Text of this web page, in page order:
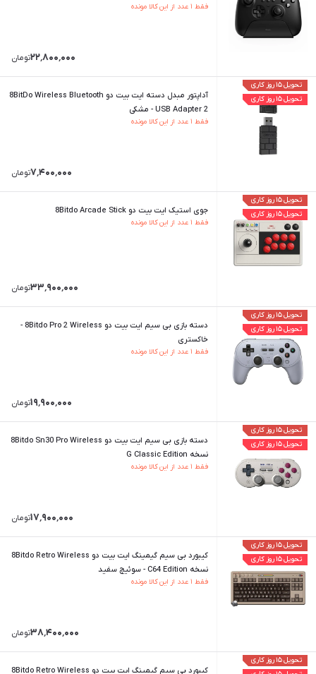
فقط ۱ عدد از این کالا مونده
۲۲٬۸۰۰٬۰۰۰تومان
تحویل ۱۵ روز کاری
تحویل ۱۵ روز کاری
آداپتور مبدل دسته ایت بیت دو 8BitDo Wireless Bluetooth
USB Adapter 2 - مشکی
فقط ۱ عدد از این کالا مونده
۷٬۴۰۰٬۰۰۰تومان
تحویل ۱۵ روز کاری
تحویل ۱۵ روز کاری
جوی استیک ایت بیت دو 8Bitdo Arcade Stick
فقط ۱ عدد از این کالا مونده
۳۳٬۹۰۰٬۰۰۰تومان
تحویل ۱۵ روز کاری
تحویل ۱۵ روز کاری
دسته بازی بی سیم ایت بیت دو 8Bitdo Pro 2 Wireless -
خاکستری
فقط ۱ عدد از این کالا مونده
۱۹٬۹۰۰٬۰۰۰تومان
تحویل ۱۵ روز کاری
تحویل ۱۵ روز کاری
دسته بازی بی سیم ایت بیت دو 8Bitdo Sn30 Pro Wireless
نسخه G Classic Edition
فقط ۱ عدد از این کالا مونده
۱۷٬۹۰۰٬۰۰۰تومان
تحویل ۱۵ روز کاری
تحویل ۱۵ روز کاری
کیبورد بی سیم گیمینگ ایت بیت دو 8Bitdo Retro Wireless
نسخه C64 Edition - سوئیچ سفید
فقط ۱ عدد از این کالا مونده
۳۸٬۴۰۰٬۰۰۰تومان
تحویل ۱۵ روز کاری
کیبورد بی سیم گیمینگ ایت بیت دو 8Bitdo Retro Wireless